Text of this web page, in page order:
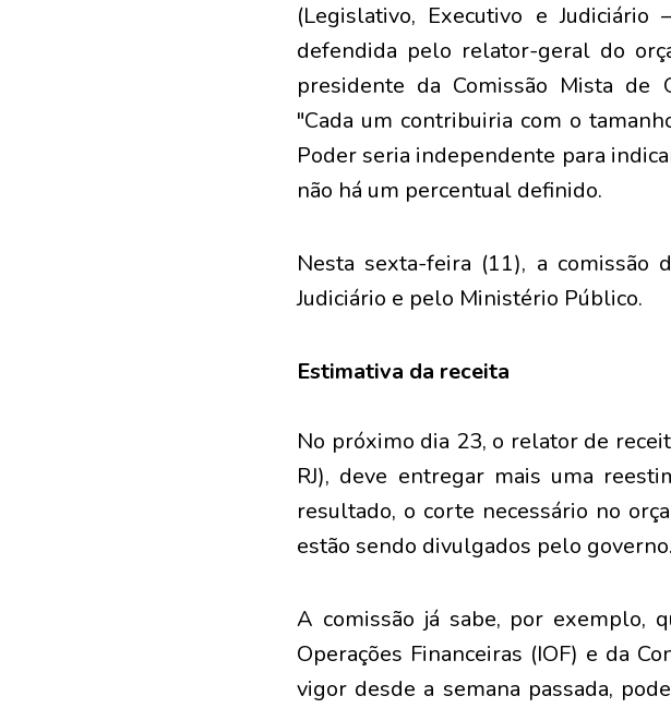
(Legislativo, Executivo e
defendida pelo relator-geral do
presidente da Comissão Mista de
"Cada um contribuiria com o
Poder seria independente para
não há um percentual definido.
Nesta sexta-feira (11), a comissão
Judiciário e pelo Ministério Público.
Estimativa da receita
No próximo dia 23, o relator de
RJ), deve entregar mais uma
resultado, o corte necessário no
estão sendo divulgados pelo governo.
A comissão já sabe, por exemplo,
Operações Financeiras (IOF) e da
vigor desde a semana passada,